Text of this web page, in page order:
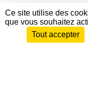
Envie de participer ?
Ce site utilise des
que vous souhaitez
Tout accepter